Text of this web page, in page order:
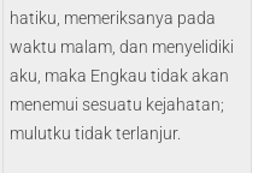
hatiku, memeriksanya pada
waktu malam, dan menyelidiki
aku, maka Engkau tidak akan
menemui sesuatu kejahatan;
mulutku tidak terlanjur.